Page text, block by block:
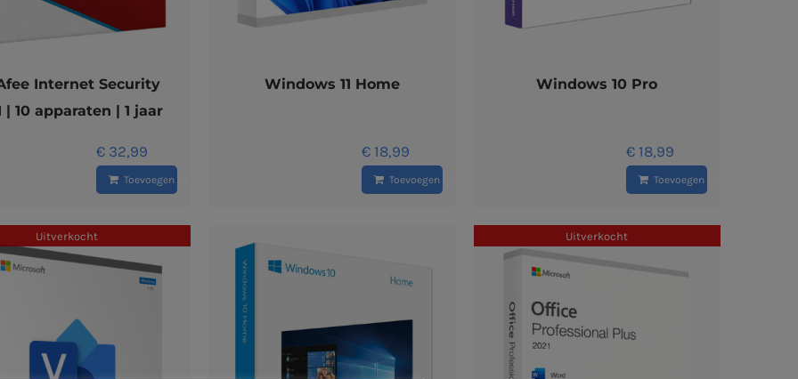
Internet Security
| 10 apparaten | 1 jaar
€ 32,99
Toevoegen aan winkelwagen
Windows 11 Home
€18,99
Toevoegen aan winkelwagen
Windows 10 Pro
€ 18,99
Toevoegen aan winkelwagen
Uitverkocht Uitverkocht